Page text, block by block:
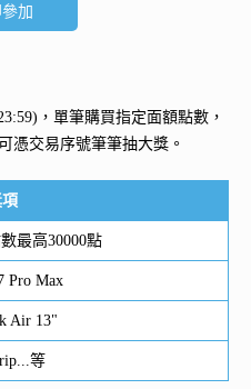
加
，單筆購買指定面額點數，
憑交易序號筆筆抽大獎。
最高30000點
Pro Max
Air 13"
等